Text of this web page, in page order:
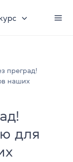
преград!
наших
для